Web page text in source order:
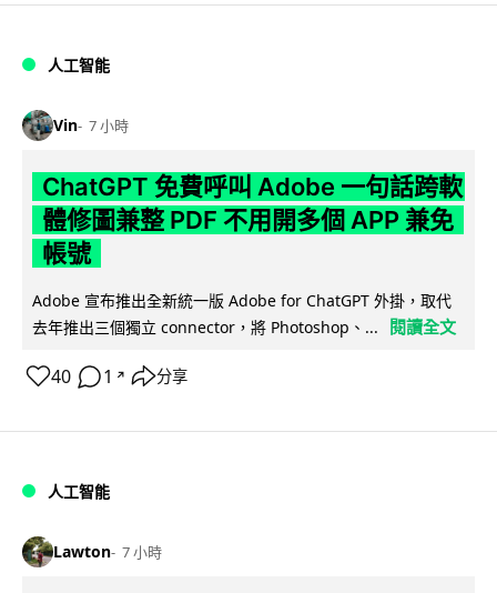
人工智能
Vin 7 小時
ChatGPT 免費呼叫 Adobe 一句話跨軟
體修圖兼整 PDF 不用開多個 APP 兼免
帳號
Adobe 宣布推出全新統一版 Adobe for ChatGPT 外掛，取代
去年推出三個獨立 connector，將 Photoshop、...
閱讀全文
40 1 ↗ 分享
人工智能
Lawton 7 小時